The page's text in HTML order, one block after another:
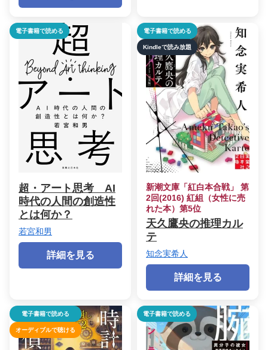
電子書籍で読める
超・アート思考 AI
時代の人間の創造性
とは何か？
若宮和男
詳細を見る
電子書籍で読める
Kindleで読み放題
新潮文庫「紅白本合戦」 第
2回(2016) 紅組（女性に売
れた本）第5位
天久鷹央の推理カル
テ
知念実希人
詳細を見る
電子書籍で読める
オーディブルで聴ける
電子書籍で読める